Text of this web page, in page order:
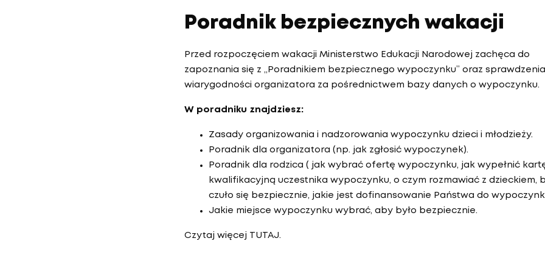
Poradnik bezpiecznych wakacji
Przed rozpoczęciem wakacji Ministerstwo Edukacji Narodowej zachęca do
zapoznania się z „Poradnikiem bezpiecznego wypoczynku” oraz sprawdzenia
wiarygodności organizatora za pośrednictwem bazy danych o wypoczynku.
W poradniku znajdziesz:
Zasady organizowania i nadzorowania wypoczynku dzieci i młodzieży.
Poradnik dla organizatora (np. jak zgłosić wypoczynek).
Poradnik dla rodzica ( jak wybrać ofertę wypoczynku, jak wypełnić
kwalifikacyjną uczestnika wypoczynku, o czym rozmawiać z dzieckiem,
czuło się bezpiecznie, jakie jest dofinansowanie Państwa do
Jakie miejsce wypoczynku wybrać, aby było bezpiecznie.
Czytaj więcej TUTAJ.